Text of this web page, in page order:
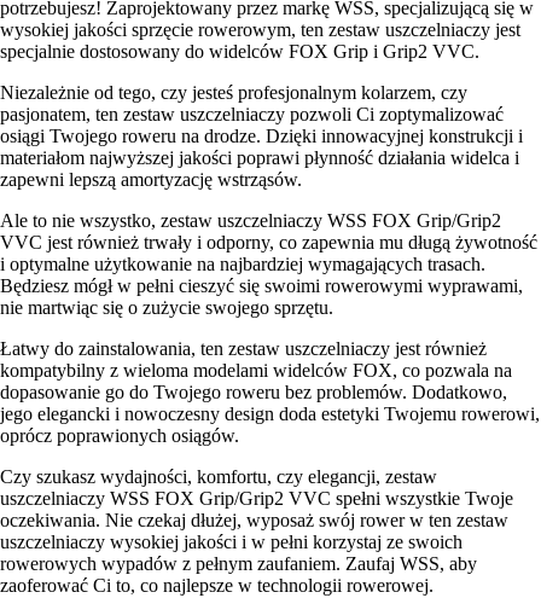
potrzebujesz! Zaprojektowany przez markę WSS, specjalizującą się w
wysokiej jakości sprzęcie rowerowym, ten zestaw uszczelniaczy jest
specjalnie dostosowany do widelców FOX Grip i Grip2 VVC.
Niezależnie od tego, czy jesteś profesjonalnym kolarzem, czy
pasjonatem, ten zestaw uszczelniaczy pozwoli Ci zoptymalizować
osiągi Twojego roweru na drodze. Dzięki innowacyjnej konstrukcji i
materiałom najwyższej jakości poprawi płynność działania widelca i
zapewni lepszą amortyzację wstrząsów.
Ale to nie wszystko, zestaw uszczelniaczy WSS FOX Grip/Grip2
VVC jest również trwały i odporny, co zapewnia mu długą żywotność
i optymalne użytkowanie na najbardziej wymagających trasach.
Będziesz mógł w pełni cieszyć się swoimi rowerowymi wyprawami,
nie martwiąc się o zużycie swojego sprzętu.
Łatwy do zainstalowania, ten zestaw uszczelniaczy jest również
kompatybilny z wieloma modelami widelców FOX, co pozwala na
dopasowanie go do Twojego roweru bez problemów. Dodatkowo,
jego elegancki i nowoczesny design doda estetyki Twojemu rowerowi,
oprócz poprawionych osiągów.
Czy szukasz wydajności, komfortu, czy elegancji, zestaw
uszczelniaczy WSS FOX Grip/Grip2 VVC spełni wszystkie Twoje
oczekiwania. Nie czekaj dłużej, wyposaż swój rower w ten zestaw
uszczelniaczy wysokiej jakości i w pełni korzystaj ze swoich
rowerowych wypadów z pełnym zaufaniem. Zaufaj WSS, aby
zaoferować Ci to, co najlepsze w technologii rowerowej.